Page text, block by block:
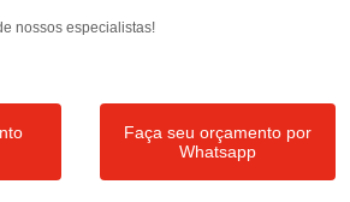
nossos especialistas!
Faça seu orçamento por
Whatsapp